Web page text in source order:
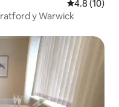
Calificación
4.8 (10)
y Warwick